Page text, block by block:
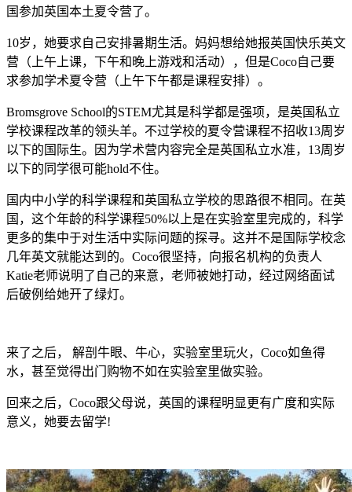
国参加英国本土夏令营了。
10岁，她要求自己安排暑期生活。妈妈想给她报英国快乐英文
营（上午上课，下午和晚上游戏和活动），但是Coco自己要
求参加学术夏令营（上午下午都是课程安排）。
Bromsgrove School的STEM尤其是科学都是强项，是英国私立
学校课程改革的领头羊。不过学校的夏令营课程不招收13周岁
以下的国际生。因为学术营内容完全是英国私立水准，13周岁
以下的同学很可能hold不住。
国内中小学的科学课程和英国私立学校的思路很不相同。在英
国，这个年龄的科学课程50%以上是在实验室里完成的，科学
更多的集中于对生活中实际问题的探寻。这并不是国际学校念
几年英文就能达到的。Coco很坚持，向报名机构的负责人
Katie老师说明了自己的来意，老师被她打动，经过网络面试
后破例给她开了绿灯。
来了之后， 解剖牛眼、牛心，实验室里玩火，Coco如鱼得
水，甚至觉得出门购物不如在实验室里做实验。
回来之后，Coco跟父母说，英国的课程明显更有广度和实际
意义，她要去留学!